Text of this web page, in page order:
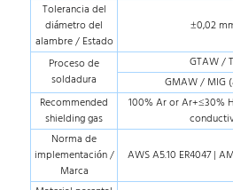
Tolerancia del
diámetro del
alambre / Estado
±0,02
Proceso de
soldadura
GTAW /
GMAW / MIG
Recommended
shielding gas
100% Ar or Ar+≤30%
Norma de
implementación /
Marca
AWS A5.10 ER4047 |